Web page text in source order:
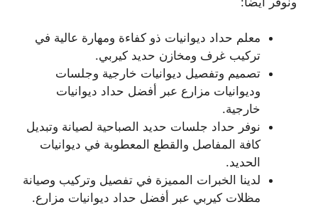
معلم حداد ديوانيات ذو كفاءة ومهارة عالية في
تركيب غرف ومخازن حديد كيربي.
تصميم وتفصيل ديوانيات خارجية وجلسات
وديوانيات مزارع عبر أفضل حداد ديوانيات
خارجية.
نوفر حداد جلسات حديد الصباحية لصيانة وتبديل
كافة المفاصل والقطع المعطوبة في ديوانيات
الحديد.
لدينا الخبرات المميزة في تفصيل وتركيب وصيانة
مظلات كيربي عبر أفضل حداد ديوانيات مزارع.